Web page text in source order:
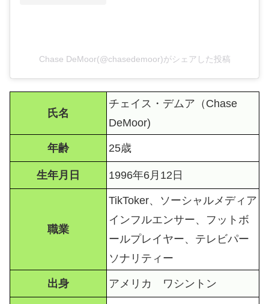
Chase DeMoor(@chasedemoor)がシェアした投稿
氏名
チェイス・デムア（Chase
DeMoor)
年齢 25歳
生年月日 1996年6月12日
職業
TikToker、ソーシャルメディア
インフルエンサー、フットボ
ールプレイヤー、テレビパー
ソナリティー
出身 アメリカ ワシントン